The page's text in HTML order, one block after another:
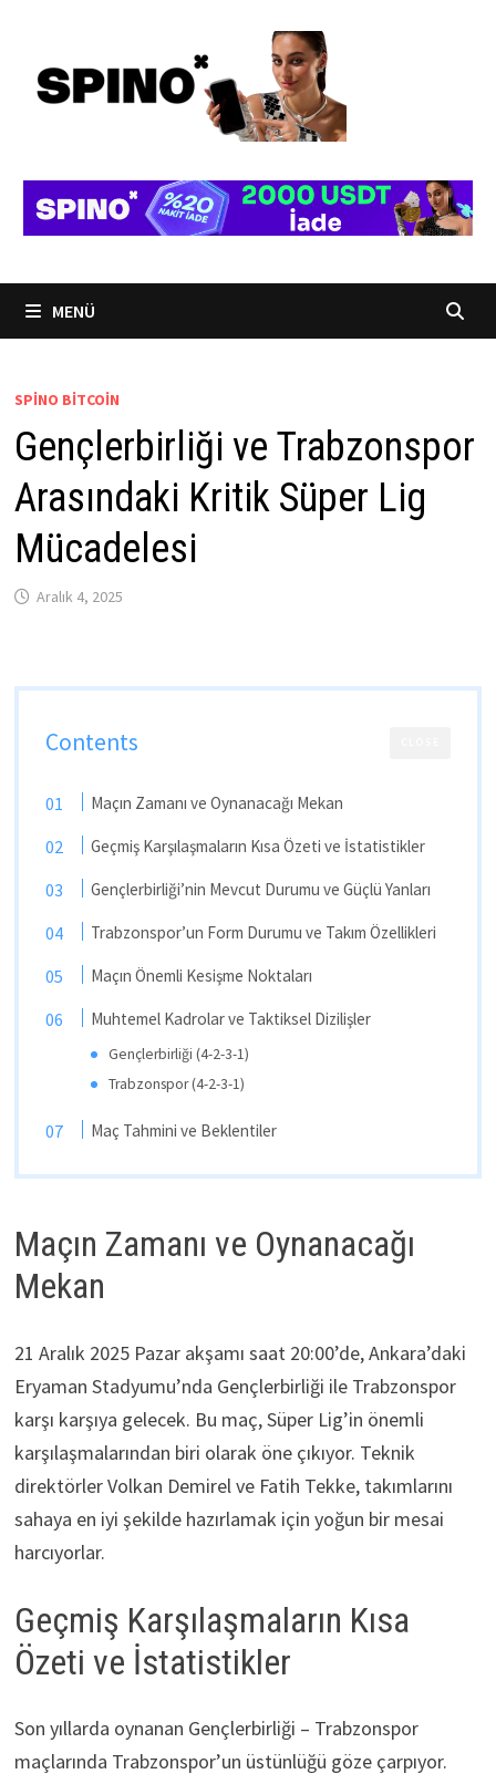
MENÜ
SPINO BITCOIN
Gençlerbirliği ve Trabzonspor
Arasındaki Kritik Süper Lig
Mücadelesi
Aralık 4, 2025
Contents
Maçın Zamanı ve Oynanacağı Mekan
Geçmiş Karşılaşmaların Kısa Özeti ve İstatistikler
Gençlerbirliği’nin Mevcut Durumu ve Güçlü Yanları
Trabzonspor’un Form Durumu ve Takım Özellikleri
Maçın Önemli Kesişme Noktaları
Muhtemel Kadrolar ve Taktiksel Dizilişler
Gençlerbirliği (4-2-3-1)
Trabzonspor (4-2-3-1)
Maç Tahmini ve Beklentiler
Maçın Zamanı ve Oynanacağı
Mekan
21 Aralık 2025 Pazar akşamı saat 20:00’de, Ankara’daki
Eryaman Stadyumu’nda Gençlerbirliği ile Trabzonspor
karşı karşıya gelecek. Bu maç, Süper Lig’in önemli
karşılaşmalarından biri olarak öne çıkıyor. Teknik
direktörler Volkan Demirel ve Fatih Tekke, takımlarını
sahaya en iyi şekilde hazırlamak için yoğun bir mesai
harcıyorlar.
Geçmiş Karşılaşmaların Kısa
Özeti ve İstatistikler
Son yıllarda oynanan Gençlerbirliği – Trabzonspor
maçlarında Trabzonspor’un üstünlüğü göze çarpıyor.